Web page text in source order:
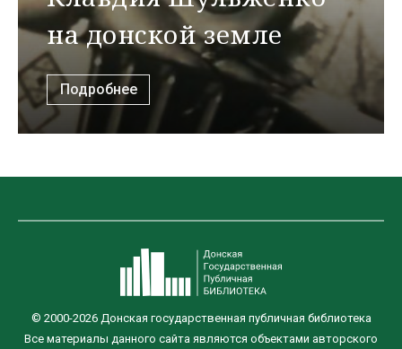
на донской земле
Подробнее
© 2000-2026 Донская государственная публичная библиотека
Все материалы данного сайта являются объектами авторского